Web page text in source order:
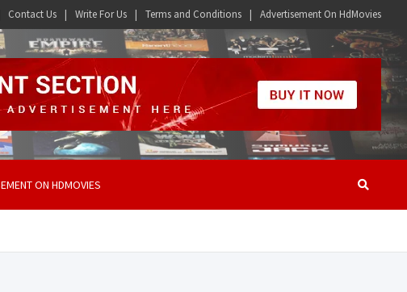
Contact Us Write For Us Terms and Conditions Advertisement On HdMovies
ON HDMOVIES